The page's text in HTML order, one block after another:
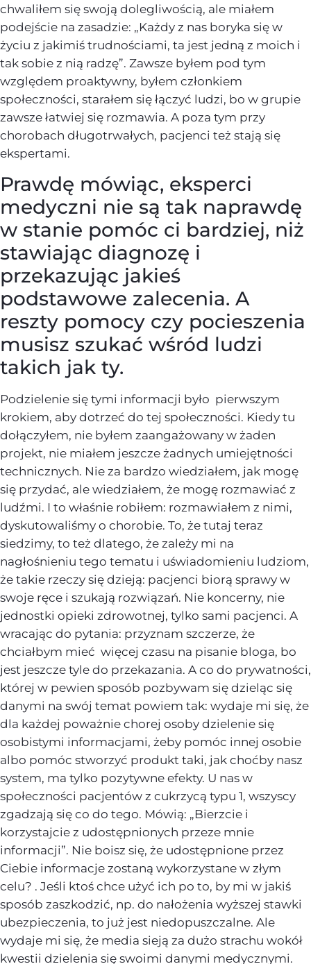
chwaliłem się swoją dolegliwością, ale miałem
podejście na zasadzie: „Każdy z nas boryka się w
życiu z jakimiś trudnościami, ta jest jedną z moich i
tak sobie z nią radzę”. Zawsze byłem pod tym
względem proaktywny, byłem członkiem
społeczności, starałem się łączyć ludzi, bo w grupie
zawsze łatwiej się rozmawia. A poza tym przy
chorobach długotrwałych, pacjenci też stają się
ekspertami.
Prawdę mówiąc, eksperci
medyczni nie są tak naprawdę
w stanie pomóc ci bardziej, niż
stawiając diagnozę i
przekazując jakieś
podstawowe zalecenia. A
reszty pomocy czy pocieszenia
musisz szukać wśród ludzi
takich jak ty.
Podzielenie się tymi informacji było pierwszym
krokiem, aby dotrzeć do tej społeczności. Kiedy tu
dołączyłem, nie byłem zaangażowany w żaden
projekt, nie miałem jeszcze żadnych umiejętności
technicznych. Nie za bardzo wiedziałem, jak mogę
się przydać, ale wiedziałem, że mogę rozmawiać z
ludźmi. I to właśnie robiłem: rozmawiałem z nimi,
dyskutowaliśmy o chorobie. To, że tutaj teraz
siedzimy, to też dlatego, że zależy mi na
nagłośnieniu tego tematu i uświadomieniu ludziom,
że takie rzeczy się dzieją: pacjenci biorą sprawy w
swoje ręce i szukają rozwiązań. Nie koncerny, nie
jednostki opieki zdrowotnej, tylko sami pacjenci. A
wracając do pytania: przyznam szczerze, że
chciałbym mieć więcej czasu na pisanie bloga, bo
jest jeszcze tyle do przekazania. A co do prywatności,
której w pewien sposób pozbywam się dzieląc się
danymi na swój temat powiem tak: wydaje mi się, że
dla każdej poważnie chorej osoby dzielenie się
osobistymi informacjami, żeby pomóc innej osobie
albo pomóc stworzyć produkt taki, jak choćby nasz
system, ma tylko pozytywne efekty. U nas w
społeczności pacjentów z cukrzycą typu 1, wszyscy
zgadzają się co do tego. Mówią: „Bierzcie i
korzystajcie z udostępnionych przeze mnie
informacji”. Nie boisz się, że udostępnione przez
Ciebie informacje zostaną wykorzystane w złym
celu? . Jeśli ktoś chce użyć ich po to, by mi w jakiś
sposób zaszkodzić, np. do nałożenia wyższej stawki
ubezpieczenia, to już jest niedopuszczalne. Ale
wydaje mi się, że media sieją za dużo strachu wokół
kwestii dzielenia się swoimi danymi medycznymi.